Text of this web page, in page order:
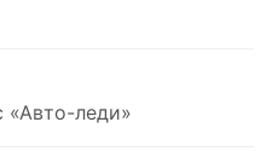
«Авто-леди»